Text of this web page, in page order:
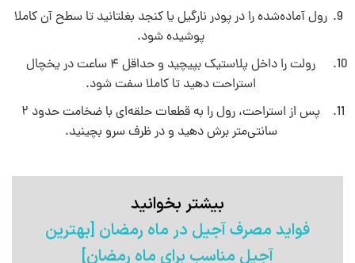
رول آماده‌شده را در پودر نارگیل یا کنجد بغلتانید تا سطح آن کاملا
پوشیده شود.
رولت را داخل پلاستیک بپیچید و حداقل ۴ ساعت در یخچال
استراحت دهید تا کاملا سفت شود.
پس از استراحت، رول را به قطعات حلقه‌ای با ضخامت حدود ۲
سانتی‌متر برش دهید و در ظرف سرو بچینید.
بیشتر بخوانید
فواید مصرف آجیل در ماه رمضان [بهترین
آجیل مناسب برای ماه رمضان]